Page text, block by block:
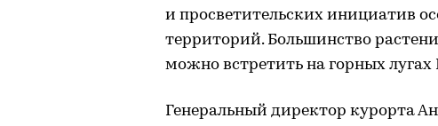
и просветительских инициатив
территорий. Большинство
можно встретить на горных
Генеральный директор курорта